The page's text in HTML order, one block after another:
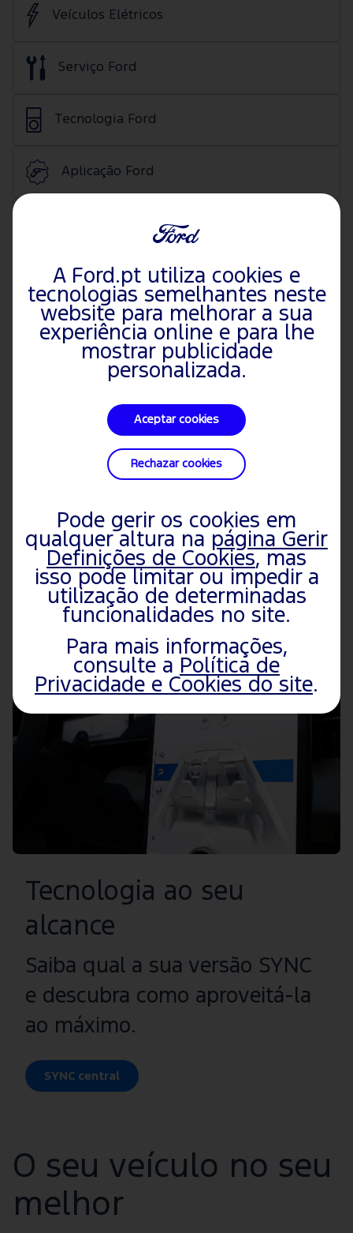
Veículos Elétricos
Serviço Ford
Tecnologia Ford
Aplicação Ford
Chaves e fechaduras
Mudança de óleo
Recursos Próprios
Ações de Serviço e FAQs
Garantia
Mais tópicos do veículo
Tecnologia ao seu
alcance
Saiba qual a sua versão SYNC
e descubra como aproveitá-la
ao máximo.
SYNC central
O seu veículo no seu
melhor
A Ford.pt utiliza cookies e
tecnologias semelhantes neste
website para melhorar a sua
experiência online e para lhe
mostrar publicidade
personalizada.
Aceptar cookies
Rechazar cookies
Pode gerir os cookies em
qualquer altura na página Gerir
Definições de Cookies, mas
isso pode limitar ou impedir a
utilização de determinadas
funcionalidades no site.
Para mais informações,
consulte a Política de
Privacidade e Cookies do site.